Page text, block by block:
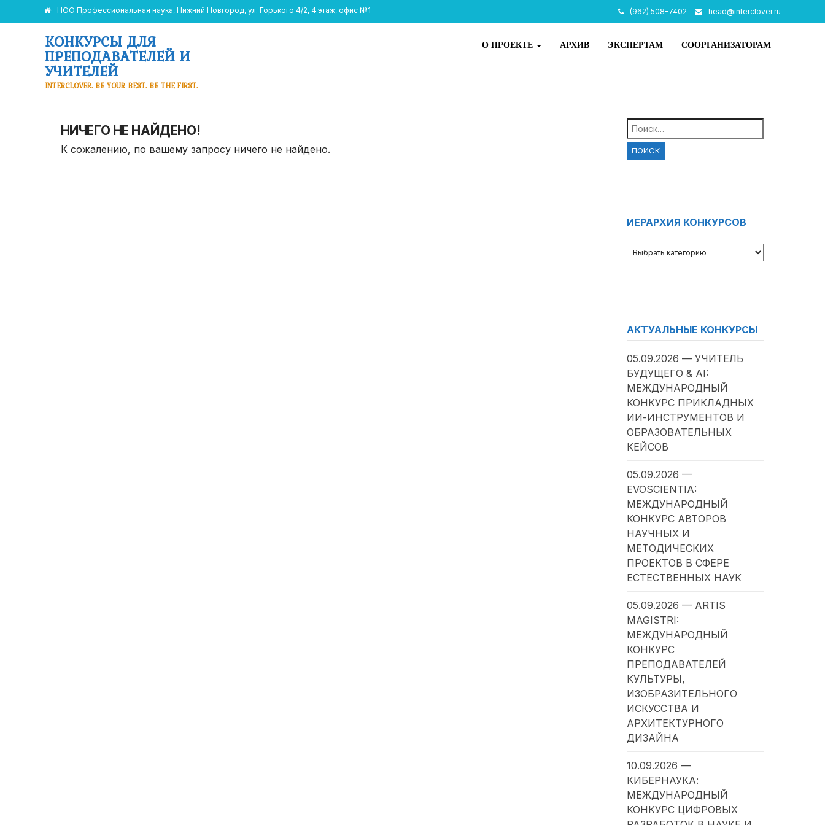
НОО Профессиональная наука, Нижний Новгород, ул. Горького 4/2, 4 этаж, офис №1 (962) 508-7402 head@interclover.ru
КОНКУРСЫ ДЛЯ
ПРЕПОДАВАТЕЛЕЙ И
УЧИТЕЛЕЙ
INTERCLOVER. BE YOUR BEST. BE THE FIRST.
О ПРОЕКТЕ АРХИВ ЭКСПЕРТАМ СООРГАНИЗАТОРАМ
НИЧЕГО НЕ НАЙДЕНО!
К сожалению, по вашему запросу ничего не найдено.
Найти:
ИЕРАРХИЯ КОНКУРСОВ
АКТУАЛЬНЫЕ КОНКУРСЫ
05.09.2026 — УЧИТЕЛЬ
БУДУЩЕГО & AI:
МЕЖДУНАРОДНЫЙ
КОНКУРС ПРИКЛАДНЫХ
ИИ-ИНСТРУМЕНТОВ И
ОБРАЗОВАТЕЛЬНЫХ
КЕЙСОВ
05.09.2026 —
EVOSCIENTIA:
МЕЖДУНАРОДНЫЙ
КОНКУРС АВТОРОВ
НАУЧНЫХ И
МЕТОДИЧЕСКИХ
ПРОЕКТОВ В СФЕРЕ
ЕСТЕСТВЕННЫХ НАУК
05.09.2026 — ARTIS
MAGISTRI:
МЕЖДУНАРОДНЫЙ
КОНКУРС
ПРЕПОДАВАТЕЛЕЙ
КУЛЬТУРЫ,
ИЗОБРАЗИТЕЛЬНОГО
ИСКУССТВА И
АРХИТЕКТУРНОГО
ДИЗАЙНА
10.09.2026 —
КИБЕРНАУКА:
МЕЖДУНАРОДНЫЙ
КОНКУРС ЦИФРОВЫХ